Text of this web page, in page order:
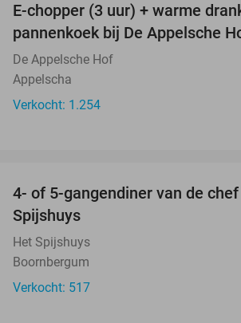
E-chopper (3 uur) + warme
pannenkoek bij De Appelsche
De Appelsche Hof
Appelscha
Verkocht: 1.254
4- of 5-gangendiner van de
Spijshuys
Het Spijshuys
Boornbergum
Verkocht: 517